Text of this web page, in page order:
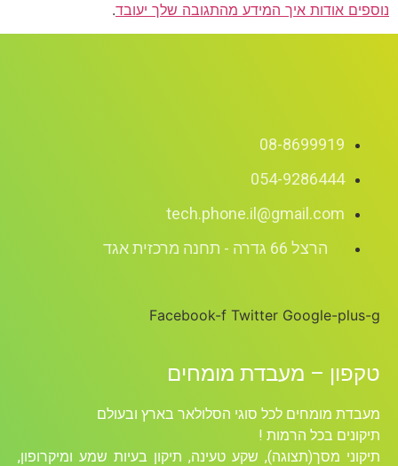
נוספים אודות איך המידע מהתגובה שלך יעובד.
08-8699919
054-9286444
tech.phone.il@gmail.com
הרצל 66 גדרה - תחנה מרכזית אגד
Facebook-f Twitter Google-plus-g
טקפון – מעבדת מומחים
מעבדת מומחים לכל סוגי הסלולאר בארץ ובעולם
תיקונים בכל הרמות !
תיקוני מסך(תצוגה), שקע טעינה, תיקון בעיות שמע ומיקרופון,